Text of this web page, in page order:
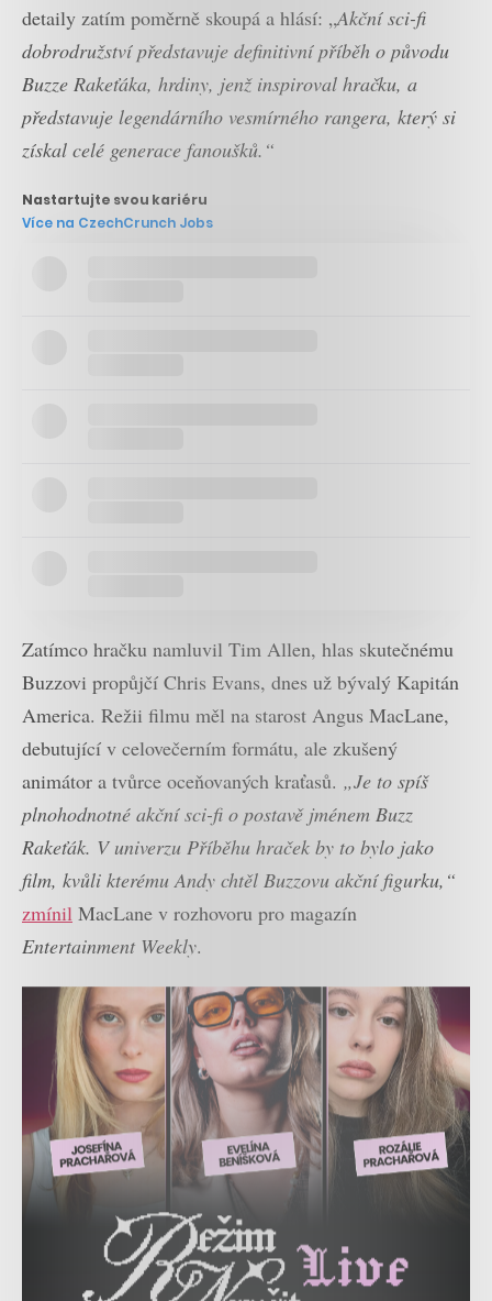
detaily zatím poměrně skoupá a hlásí: „Akční sci-fi
dobrodružství představuje definitivní příběh o původu
Buzze Rakeťáka, hrdiny, jenž inspiroval hračku, a
představuje legendárního vesmírného rangera, který si
získal celé generace fanoušků.“
Nastartujte svou kariéru
Více na CzechCrunch Jobs
Zatímco hračku namluvil Tim Allen, hlas skutečnému
Buzzovi propůjčí Chris Evans, dnes už bývalý Kapitán
America. Režii filmu měl na starost Angus MacLane,
debutující v celovečerním formátu, ale zkušený
animátor a tvůrce oceňovaných kraťasů. „Je to spíš
plnohodnotné akční sci-fi o postavě jménem Buzz
Rakeťák. V univerzu Příběhu hraček by to bylo jako
film, kvůli kterému Andy chtěl Buzzovu akční figurku,“
zmínil MacLane v rozhovoru pro magazín
Entertainment Weekly.